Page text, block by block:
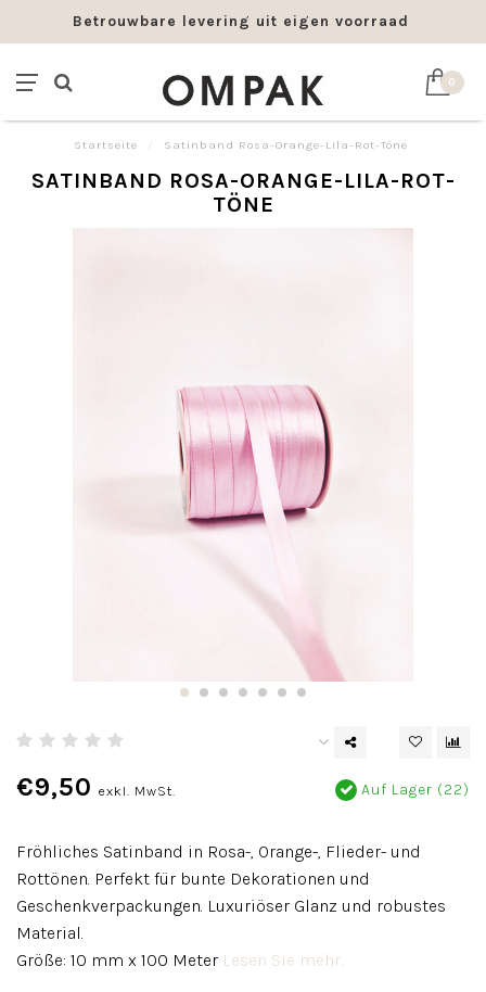
Betrouwbare levering uit eigen voorraad
0
Startseite Satinband Rosa-Orange-Lila-Rot-Töne
SATINBAND ROSA-ORANGE-LILA-ROT-
TÖNE
€9,50 exkl. MwSt. Auf Lager (22)
Fröhliches Satinband in Rosa-, Orange-, Flieder- und
Rottönen. Perfekt für bunte Dekorationen und
Geschenkverpackungen. Luxuriöser Glanz und robustes
Material.
Größe: 10 mm x 100 Meter Lesen Sie mehr..